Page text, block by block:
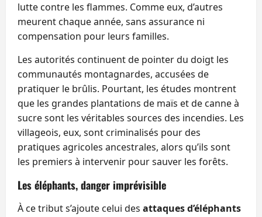
lutte contre les flammes. Comme eux, d’autres
meurent chaque année, sans assurance ni
compensation pour leurs familles.
Les autorités continuent de pointer du doigt les
communautés montagnardes, accusées de
pratiquer le brûlis. Pourtant, les études montrent
que les grandes plantations de maïs et de canne à
sucre sont les véritables sources des incendies. Les
villageois, eux, sont criminalisés pour des
pratiques agricoles ancestrales, alors qu’ils sont
les premiers à intervenir pour sauver les forêts.
Les éléphants, danger imprévisible
À ce tribut s’ajoute celui des attaques d’éléphants